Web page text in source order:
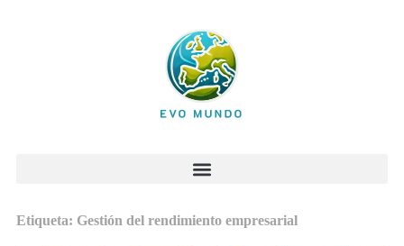
Etiqueta: Gestión del rendimiento empresarial